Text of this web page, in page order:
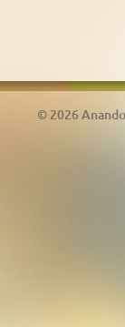
© 2026